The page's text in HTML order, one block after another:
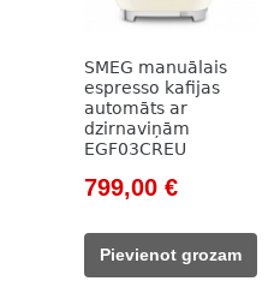
SMEG manuālais
espresso kafijas
automāts ar
dzirnaviņām
EGF03CREU
Original
was:
911,00 €.
799,00 €Current
799,00 €.
Pievienot grozam